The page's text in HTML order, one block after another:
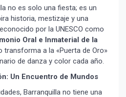
no es solo una fiesta; es un
historia, mestizaje y una
por la UNESCO como
Oral e Inmaterial de la
transforma a la «Puerta de Oro»
de danza y color cada año.
Un Encuentro de Mundos
Barranquilla no tiene una